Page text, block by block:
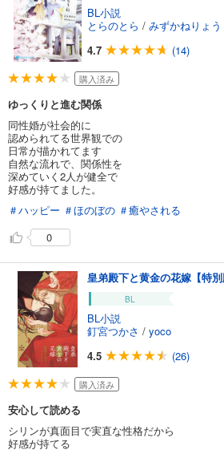
BL小説
とらのとら / みずかねりょう
4.7
(14)
購入済み
ゆっくりと進む関係
同性婚が社会的に
認められてる世界観での
日常が描かれてます
自然な流れで、関係性を
深めていく2人が健全で
好感が持てました。
＃ハッピー ＃ほのぼの ＃癒やされる
0
皇弟殿下と黄金の花嫁【特
BL
BL小説
釘宮つかさ / yoco
4.5
(26)
購入済み
安心して読める
シリンが真面目で実直な性格だから
好感が持てる